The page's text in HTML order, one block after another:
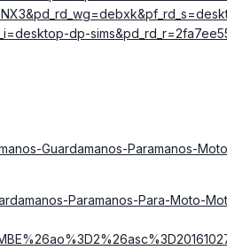
dp-
Guardamanos-Paramanos-
Paramanos-Para-Moto-